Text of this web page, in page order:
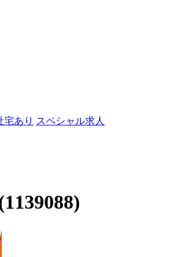
宅あり スペシャル求人